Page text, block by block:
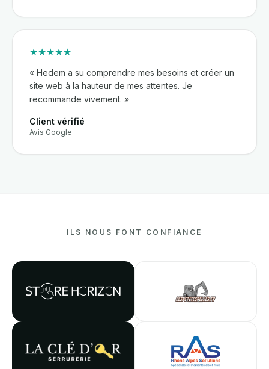
★★★★★
« Hedem a su comprendre mes besoins et créer un
site web à la hauteur de mes attentes. Je
recommande vivement. »
Client vérifié
Avis Google
ILS NOUS FONT CONFIANCE